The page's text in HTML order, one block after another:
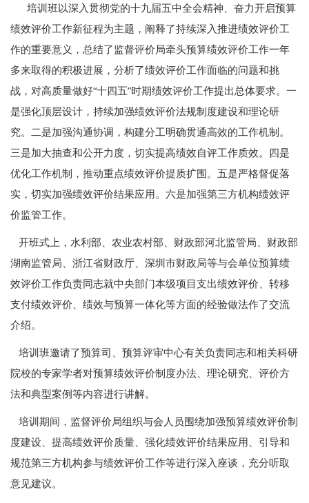
培训班以深入贯彻党的十九届五中全会精神、奋力开启预算
绩效评价工作新征程为主题，阐释了持续深入推进绩效评价工
作的重要意义，总结了监督评价局牵头预算绩效评价工作一年
多来取得的积极进展，分析了绩效评价工作面临的问题和挑
战，对高质量做好“十四五”时期绩效评价工作提出总体要求。一
是强化顶层设计，持续加强绩效评价法规制度建设和理论研
究。二是加强沟通协调，构建分工明确贯通高效的工作机制。
三是加大抽查和公开力度，切实提高绩效自评工作质效。四是
优化工作机制，推动重点绩效评价提质扩围。五是严格督促落
实，切实加强绩效评价结果应用。六是加强第三方机构绩效评
价监管工作。
开班式上，水利部、农业农村部、财政部河北监管局、财政部
湖南监管局、浙江省财政厅、深圳市财政局等与会单位预算绩
效评价工作负责同志就中央部门本级项目支出绩效评价、转移
支付绩效评价、绩效与预算一体化等方面的经验做法作了交流
介绍。
培训班邀请了预算司、预算评审中心有关负责同志和相关科研
院校的专家学者对预算绩效评价制度办法、理论研究、评价方
法和典型案例等内容进行讲解。
培训期间，监督评价局组织与会人员围绕加强预算绩效评价制
度建设、提高绩效评价质量、强化绩效评价结果应用、引导和
规范第三方机构参与绩效评价工作等进行深入座谈，充分听取
意见建议。